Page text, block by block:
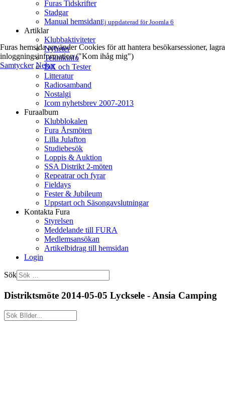
Furas Tidskrifter
Stadgar
Manual hemsidanEj uppdaterad för Joomla 6
Artiklar
Klubbaktiviteter
Nyheter
Teknikinfo
DX och Tester
Litteratur
Radiosamband
Nostalgi
Icom nyhetsbrev 2007-2013
Furaalbum
Klubblokalen
Fura Årsmöten
Lilla Julafton
Studiebesök
Loppis & Auktion
SSA Distrikt 2-möten
Repeatrar och fyrar
Fieldays
Fester & Jubileum
Uppstart och Säsongavslutningar
Kontakta Fura
Styrelsen
Meddelande till FURA
Medlemsansökan
Artikelbidrag till hemsidan
Login
Sök
Distriktsmöte 2014-05-05 Lycksele - Ansia Camping
Furas hemsida använder Cookies för att hantera besökarsessioner, lagra
inloggningsinformation ("Kom ihåg mig")
Samtycker Nekar